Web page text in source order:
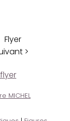
Flyer
>
MICHEL